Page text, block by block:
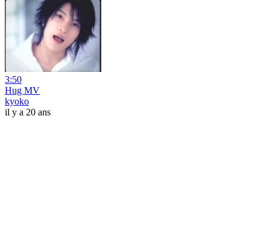
3:50
Hug MV
kyoko
il y a 20 ans